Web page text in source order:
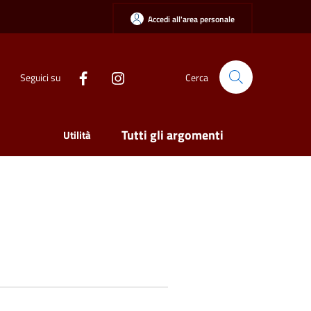
Accedi all'area personale
Seguici su Cerca
Utilità Tutti gli argomenti